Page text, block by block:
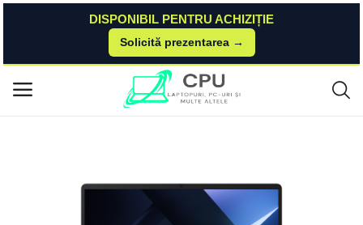
DISPONIBIL PENTRU ACHIZIȚIE
Solicită prezentarea →
Meniu principal
ASUS ExpertBook B1 (B1503) ASUS